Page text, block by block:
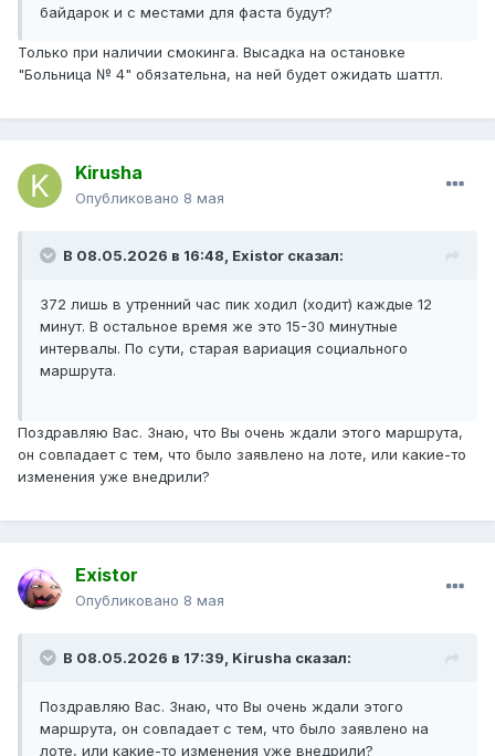
байдарок и с местами для фаста будут?
Только при наличии смокинга. Высадка на остановке
"Больница № 4" обязательна, на ней будет ожидать шаттл.
Kirusha
Опубликовано 8 мая
В 08.05.2026 в 16:48, Existor сказал:
372 лишь в утренний час пик ходил (ходит) каждые 12
минут. В остальное время же это 15-30 минутные
интервалы. По сути, старая вариация социального
маршрута.
Поздравляю Вас. Знаю, что Вы очень ждали этого маршрута,
он совпадает с тем, что было заявлено на лоте, или какие-то
изменения уже внедрили?
Existor
Опубликовано 8 мая
В 08.05.2026 в 17:39, Kirusha сказал:
Поздравляю Вас. Знаю, что Вы очень ждали этого
маршрута, он совпадает с тем, что было заявлено на
лоте, или какие-то изменения уже внедрили?